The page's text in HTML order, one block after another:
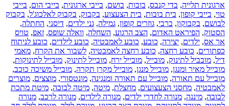
ארגונית תלייה, בדי קנבס, בובות, בושם, בייבי ארגונית, בייבי הום, בייבי
טוי, בייבי קופון, בית בובות, בית הצעצוע, בקבוק, בקבוק לאלכוג'ל, בקבוק
לבושם, בקבוקון, ברבי, גוזרים קופון, גמילה, גני ילדים, דיסני, החתלה,
הסטוק, הפיראט האדום, הצב הרגוע, השחלה, וואלה שופס, זאפ, טויס
אר אס, ילדים, יצירה, כובע, כובע לאמבטיה, כובע לילדים, כובע לניתוח
כפתורים, כובע רחצה, כובע רחצה לאמבטיה, לשבור את הקרח, מאמי
דיל, מובביל לתינוק, מובייל, מובייל ירח, מובייל לתינוק, מובייל לתינוקות,
מובייל מאיר ומנגן, מובייל מנגן, מובייל מקרן תקרה, מובייל משיכה כוכב,
מובייל עם תאורה, מובייל עם תאורה ומנגינה, מונטסורי, מוצצים, מוצרים
לאמבטיה, מחסני הצעצועים, מחצלת, מיטה, מיטה לבובה, מיטת מתכת
לבובה, מיננה, מנורה לחדרי ילדים, מנורה לילדים, מנורה לרכב, מנורה